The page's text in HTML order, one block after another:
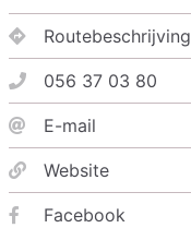
Routebeschrijving
056 37 03 80
E-mail
Website
Facebook